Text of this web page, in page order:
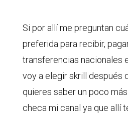
Si por allí me preguntan
preferida para recibir,
transferencias nacionales
voy a elegir skrill después
quieres saber un poco
checa mi canal ya que allí